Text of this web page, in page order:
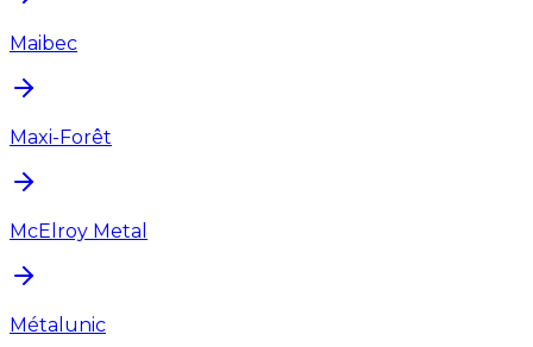
Maibec
Maxi-Forêt
McElroy Metal
Métalunic